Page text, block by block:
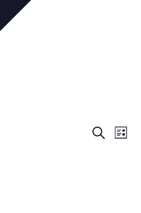
Suche
Liste